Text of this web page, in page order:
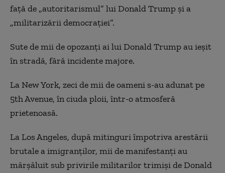
faţă de „autoritarismul” lui Donald Trump şi a
„militarizării democraţiei”.
Sute de mii de opozanţi ai lui Donald Trump au ieşit
în stradă, fără incidente majore.
La New York, zeci de mii de oameni s-au adunat pe
5th Avenue, în ciuda ploii, într-o atmosferă
prietenoasă.
La Los Angeles, după mitinguri împotriva arestării
brutale a imigranţilor, mii de manifestanţi au
mărşăluit sub privirile militarilor trimişi de Donald